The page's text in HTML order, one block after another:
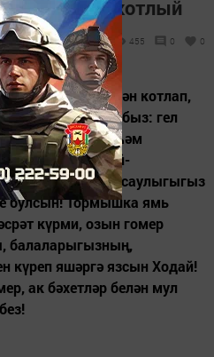
йөрәктән котлый
455 0 0
көнегез белән котлап,
юллыйбыз: гел
юмарт һәм
булыгыз! Уй-
тыныч, саулыгыгыз
булсын! Тормышка ямь
күрми, озын гомер
балаларыгызның,
күреп яшәргә язсын Ходай!
ак бәхетләр белән мул